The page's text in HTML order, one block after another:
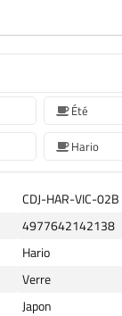
Été
Hario
CDJ-HAR-VIC-02B
4977642142138
Hario
Verre
Japon